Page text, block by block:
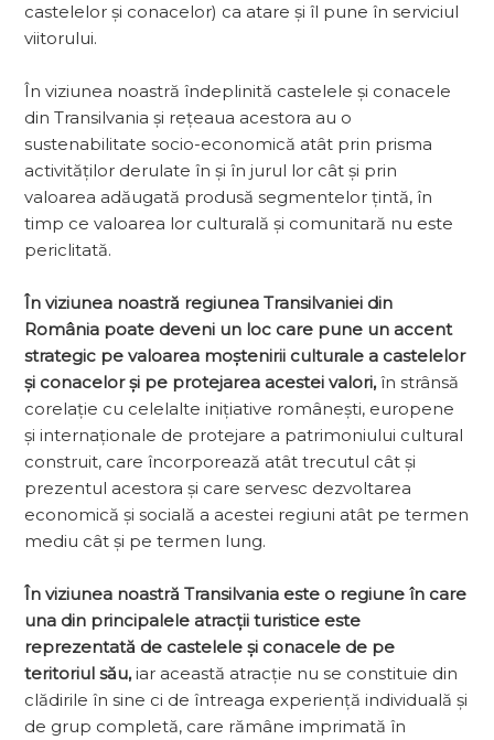
castelelor și conacelor) ca atare și îl pune în serviciul
viitorului.
În viziunea noastră îndeplinită castelele și conacele
din Transilvania și rețeaua acestora au o
sustenabilitate socio-economică atât prin prisma
activităților derulate în și în jurul lor cât și prin
valoarea adăugată produsă segmentelor țintă, în
timp ce valoarea lor culturală și comunitară nu este
periclitată.
În viziunea noastră regiunea Transilvaniei din
România poate deveni un loc care pune un accent
strategic pe valoarea moștenirii culturale a castelelor
și conacelor și pe protejarea acestei valori,în strânsă
corelație cu celelalte iniția­tive românești, europene
și internaționale de protejare a patrimoniului cultural
constru­it, care încorporează atât trecutul cât și
prezentul acestora și care servesc dezvoltarea
economică și socială a acestei regiuni atât pe termen
mediu cât și pe termen lung.
În viziunea noastră Transilvania este o regiune în care
una din princi­palele atracții turistice este
reprezentată de castelele și conacele de pe
teritoriul său,iar această atracție nu se constituie din
clădirile în sine ci de întreaga experiență individuală și
de grup completă, care rămâne imprimată în